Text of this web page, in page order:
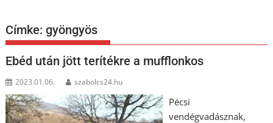
Címke:gyöngyös
Ebéd után jött terítékre a mufflonkos
2023.01.06. szabolcs24.hu
Pécsi
vendégvadásznak,